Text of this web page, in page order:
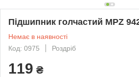
Підшипник голчастий MPZ
Немає в наявності
Код: 0975
Роздріб
119 ₴